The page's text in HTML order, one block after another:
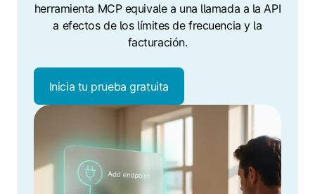
herramienta MCP equivale a una llamada a la API
a efectos de los límites de frecuencia y la
facturación.
Inicia tu prueba gratuita